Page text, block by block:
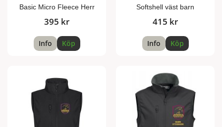
Basic Micro Fleece Herr
395 kr
Info Köp
Softshell väst barn
415 kr
Info Köp